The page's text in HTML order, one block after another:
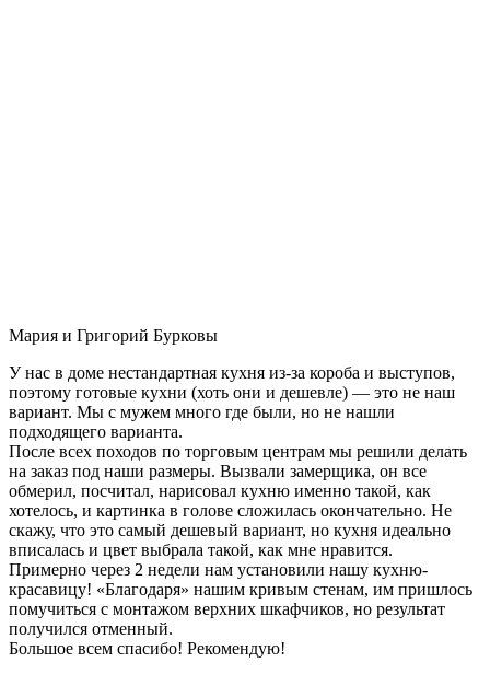
Мария и Григорий Бурковы
У нас в доме нестандартная кухня из-за короба и выступов,
поэтому готовые кухни (хоть они и дешевле) — это не наш
вариант. Мы с мужем много где были, но не нашли
подходящего варианта.
После всех походов по торговым центрам мы решили делать
на заказ под наши размеры. Вызвали замерщика, он все
обмерил, посчитал, нарисовал кухню именно такой, как
хотелось, и картинка в голове сложилась окончательно. Не
скажу, что это самый дешевый вариант, но кухня идеально
вписалась и цвет выбрала такой, как мне нравится.
Примерно через 2 недели нам установили нашу кухню-
красавицу! «Благодаря» нашим кривым стенам, им пришлось
помучиться с монтажом верхних шкафчиков, но результат
получился отменный.
Большое всем спасибо! Рекомендую!